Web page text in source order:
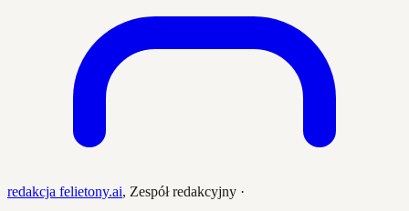
redakcja felietony.ai, Zespół redakcyjny ·